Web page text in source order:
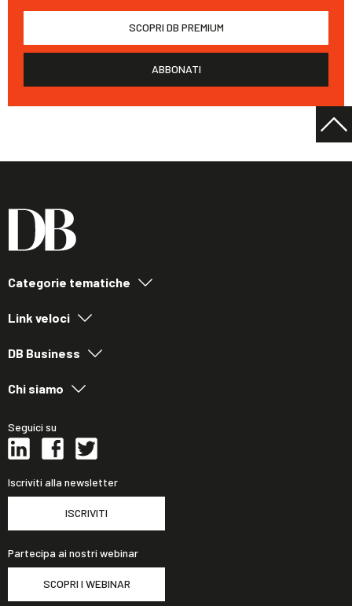
SCOPRI DB PREMIUM
ABBONATI
Categorie tematiche
Link veloci
DB Business
Chi siamo
Seguici su
Iscriviti alla newsletter
ISCRIVITI
Partecipa ai nostri webinar
SCOPRI I WEBINAR